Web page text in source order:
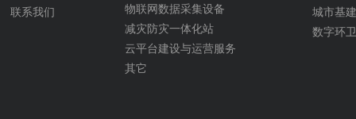
联系我们
物联网数据采集设备
减灾防灾一体化站
云平台建设与运营服务
其它
城市基建
数字环卫